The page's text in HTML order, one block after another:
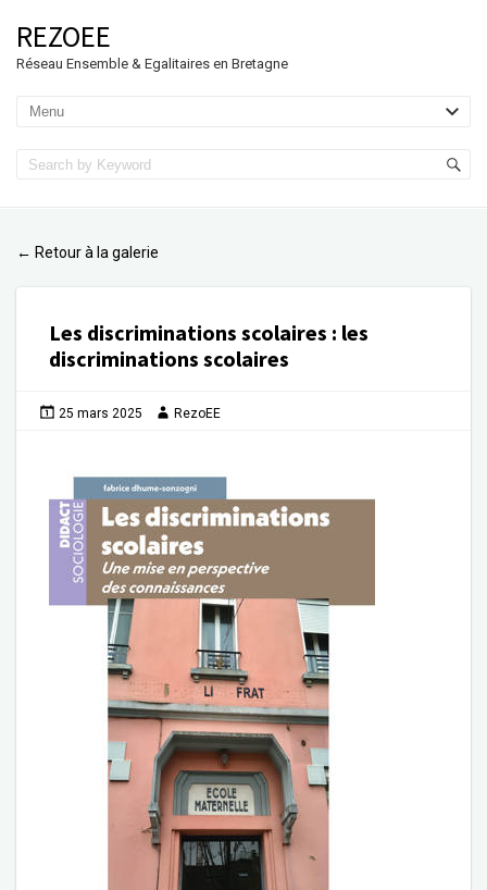
REZOEE
Réseau Ensemble & Egalitaires en Bretagne
← Retour à la galerie
Les discriminations scolaires : les
discriminations scolaires
25 mars 2025 RezoEE